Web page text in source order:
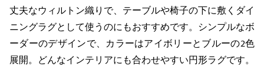
丈夫なウィルトン織りで、テーブルや椅子の下に敷くダイ
ニングラグとして使うのにもおすすめです。シンプルなボ
ーダーのデザインで、カラーはアイボリーとブルーの2色
展開。どんなインテリアにも合わせやすい円形ラグです。